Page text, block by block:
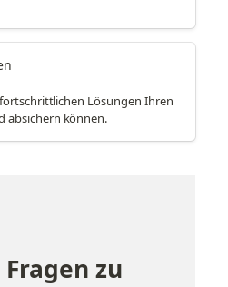
Lösungen Ihren
absichern können.
zu